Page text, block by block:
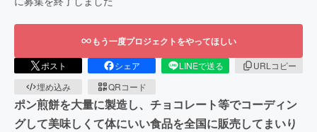
もう一度プロジェクトをやってほしい
ポスト シェア LINEで送る
URLコピー
埋め込み
QRコード
ポン煎餅を大量に製造し、チョコレート等でコーディン
グして美味しくて体にいい食品を全国に販売してまいり